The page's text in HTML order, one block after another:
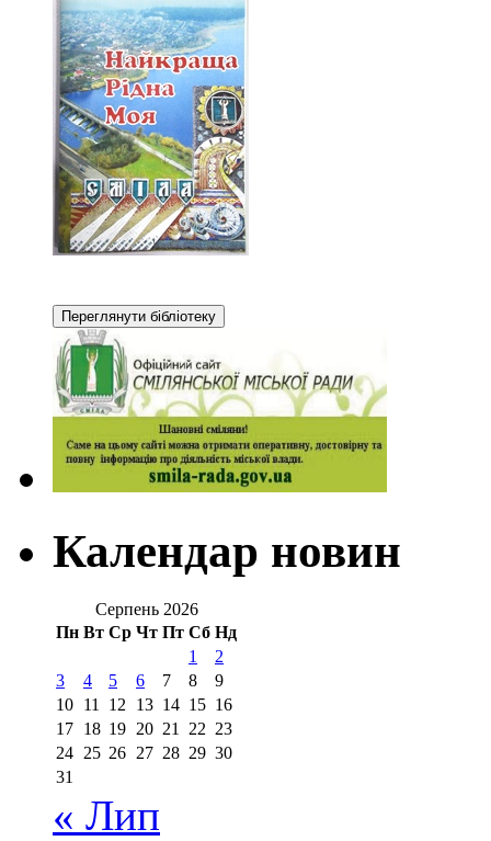
Календар новин
Серпень 2026
Пн Вт Ср Чт Пт Сб Нд
1
2
3
4 5 6 7 8
9
10 11 12 13 14 15 16
17 18 19 20 21 22 23
24 25 26 27 28 29 30
31
« Лип